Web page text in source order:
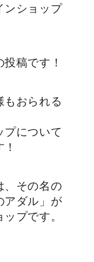
ンショップ
稿です！
もおられる
プについて
、その名の
アダル」が
プです。